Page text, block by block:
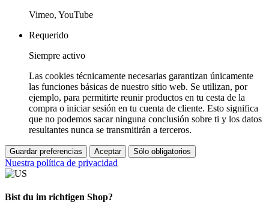
Vimeo, YouTube
Requerido
Siempre activo
Las cookies técnicamente necesarias garantizan únicamente
las funciones básicas de nuestro sitio web. Se utilizan, por
ejemplo, para permitirte reunir productos en tu cesta de la
compra o iniciar sesión en tu cuenta de cliente. Esto significa
que no podemos sacar ninguna conclusión sobre ti y los datos
resultantes nunca se transmitirán a terceros.
Guardar preferencias Aceptar Sólo obligatorios
Nuestra política de privacidad
Bist du im richtigen Shop?